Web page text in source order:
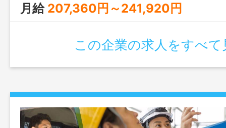
月給 207,360円～241,920円
この企業の求人をすべて